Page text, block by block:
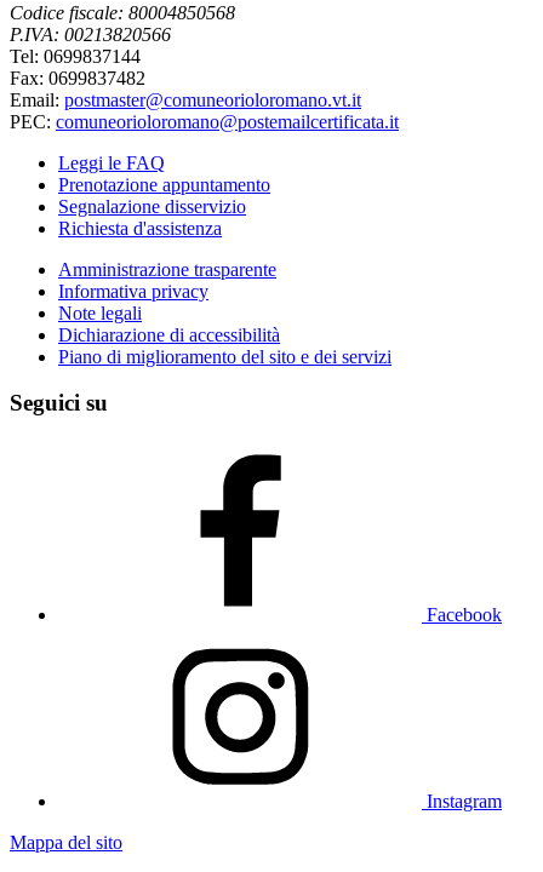
Codice fiscale: 80004850568
P.IVA: 00213820566
Tel: 0699837144
Fax: 0699837482
Email: postmaster@comuneorioloromano.vt.it
PEC: comuneorioloromano@postemailcertificata.it
Leggi le FAQ
Prenotazione appuntamento
Segnalazione disservizio
Richiesta d'assistenza
Amministrazione trasparente
Informativa privacy
Note legali
Dichiarazione di accessibilità
Piano di miglioramento del sito e dei servizi
Seguici su
Facebook
Instagram
Mappa del sito